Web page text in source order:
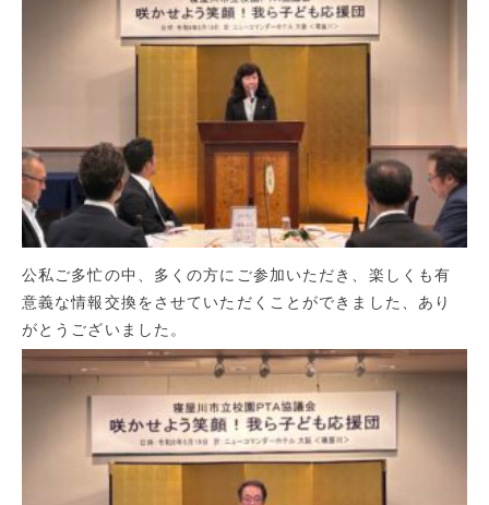
公私ご多忙の中、多くの方にご参加いただき、楽しくも有
意義な情報交換をさせていただくことができました、あり
がとうございました。